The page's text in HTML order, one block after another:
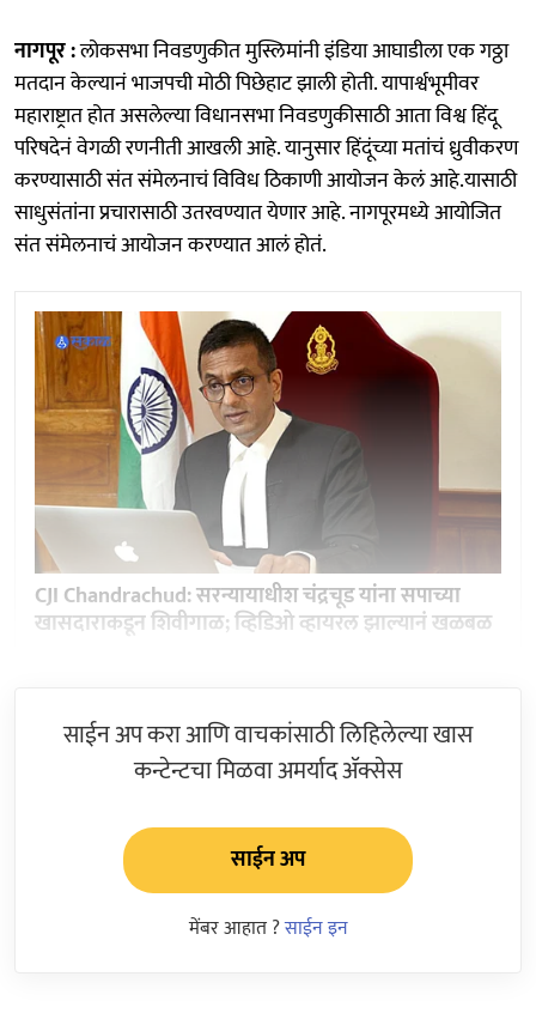
नागपूर :लोकसभा निवडणुकीत मुस्लिमांनी इंडिया आघाडीला एक गठ्ठा
मतदान केल्यानं भाजपची मोठी पिछेहाट झाली होती. यापार्श्वभूमीवर
महाराष्ट्रात होत असलेल्या विधानसभा निवडणुकीसाठी आता विश्व हिंदू
परिषदेनं वेगळी रणनीती आखली आहे. यानुसार हिंदूंच्या मतांचं ध्रुवीकरण
करण्यासाठी संत संमेलनाचं विविध ठिकाणी आयोजन केलं आहे.यासाठी
साधुसंतांना प्रचारासाठी उतरवण्यात येणार आहे. नागपूरमध्ये आयोजित
संत संमेलनाचं आयोजन करण्यात आलं होतं.
CJI Chandrachud: सरन्यायाधीश चंद्रचूड यांना सपाच्या
खासदाराकडून शिवीगाळ; व्हिडिओ व्हायरल झाल्यानं खळबळ
साईन अप करा आणि वाचकांसाठी लिहिलेल्या खास
कन्टेन्टचा मिळवा अमर्याद ॲक्सेस
साईन अप
मेंबर आहात ?साईन इन